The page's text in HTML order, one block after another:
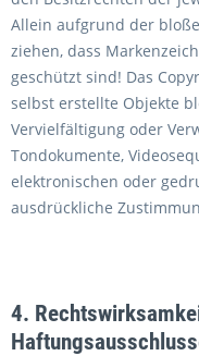
Allein aufgrund der
ziehen, dass
geschützt sind! Das
selbst erstellte Objekte
Vervielfältigung oder
Tondokumente,
elektronischen oder
ausdrückliche
4.